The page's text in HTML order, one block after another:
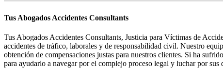
Tus Abogados Accidentes Consultants
Tus Abogados Accidentes Consultants, Justicia para Víctimas de
accidentes de tráfico, laborales y de responsabilidad civil. Nuestro
obtención de compensaciones justas para nuestros clientes. Si ha
para ayudarlo a navegar por el complejo proceso legal y luchar por sus